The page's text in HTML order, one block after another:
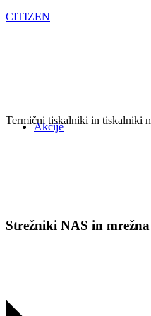
CITIZEN
Termični tiskalniki in tiskalniki
Strežniki NAS in
Akcije